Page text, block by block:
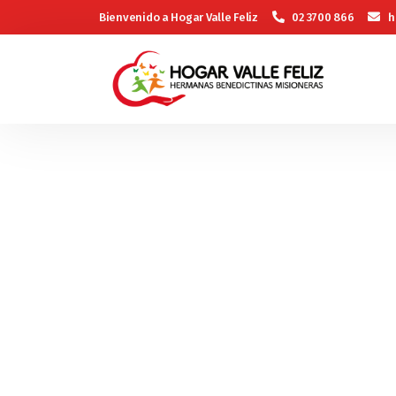
Bienvenido a Hogar Valle Feliz 02 3700 866